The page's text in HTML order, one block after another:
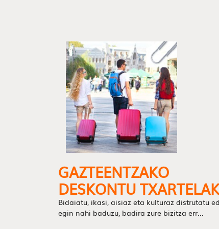
GAZTEENTZAKO
DESKONTU TXARTELAK
Bidaiatu, ikasi, aisiaz eta kulturaz distrutatu
egin nahi baduzu, badira zure bizitza err...